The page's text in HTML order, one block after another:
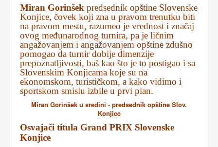
Miran Gorinšek predsednik opštine Slovenske
Konjice, čovek koji zna u pravom trenutku biti
na pravom mestu, razumeo je vrednost i značaj
ovog međunarodnog turnira, pa je ličnim
angažovanjem i angažovanjem opštine zdušno
pomogao da turnir dobije dimenzije
prepoznatljivosti, baš kao što je to postigao i sa
Slovenskim Konjicama koje su na
ekonomskom, turističkom, a kako vidimo i
sportskom smislu izbile u prvi plan.
Miran Gorinšek u sredini - predsednik opštine Slov.
Konjice
Osvajači titula Grand PRIX Slovenske
Konjice